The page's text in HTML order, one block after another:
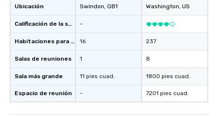
Ubicación
Calificación de la sede
Habitaciones para huéspedes
Salas de reuniones
Sala más grande
Espacio de reunión
Swindon, GB1
-
16
1
11 pies cuad.
-
Washington, US
237
8
1800 pies cuad.
7201 pies cuad.